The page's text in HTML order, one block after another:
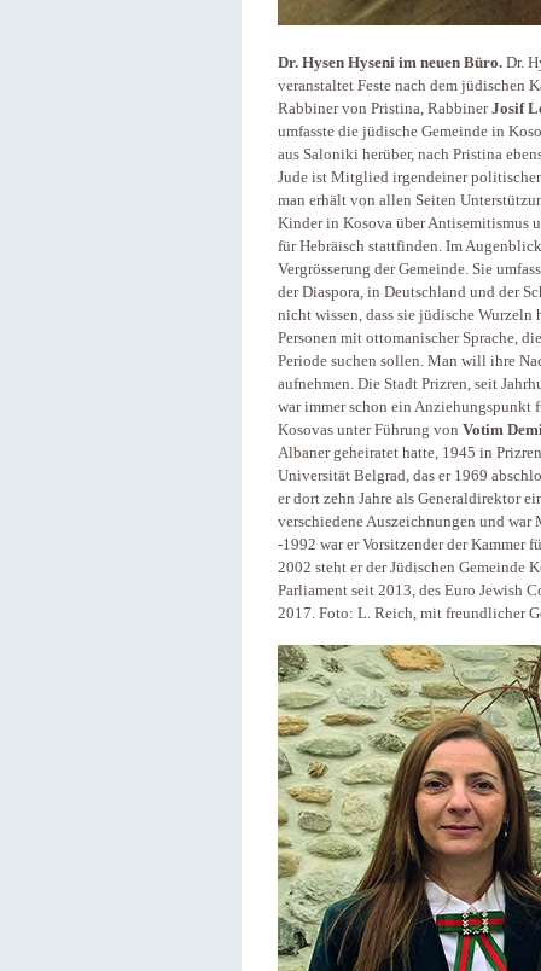
Dr. Hysen Hyseni im neuen Büro. Dr.
veranstaltet Feste nach dem jüdischen
Rabbiner von Pristina, RabbinerJosif
umfasste die jüdische Gemeinde in
aus Saloniki herüber, nach Pristina
Jude ist Mitglied irgendeiner
man erhält von allen Seiten
Kinder in Kosova über Antisemitismus
für Hebräisch stattfinden. Im
Vergrösserung der Gemeinde. Sie
der Diaspora, in Deutschland und der
nicht wissen, dass sie jüdische
Personen mit ottomanischer Sprache,
Periode suchen sollen. Man will ihre
aufnehmen. Die Stadt Prizren, seit
war immer schon ein Anziehungspunkt
Kosovas unter Führung von Votim
Albaner geheiratet hatte, 1945 in
Universität Belgrad, das er 1969
er dort zehn Jahre als Generaldirektor
verschiedene Auszeichnungen und
-1992 war er Vorsitzender der Kammer
2002 steht er der Jüdischen Gemeinde
Parliament seit 2013, des Euro Jewish
2017. Foto: L. Reich, mit freundlicher